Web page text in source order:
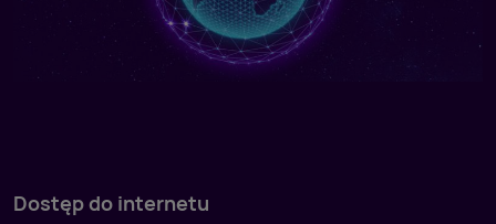
Dostęp do internetu